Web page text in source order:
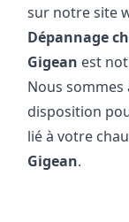
sur notre site
Dépannage
Gigean est
Nous sommes
disposition
lié à votre
Gigean.